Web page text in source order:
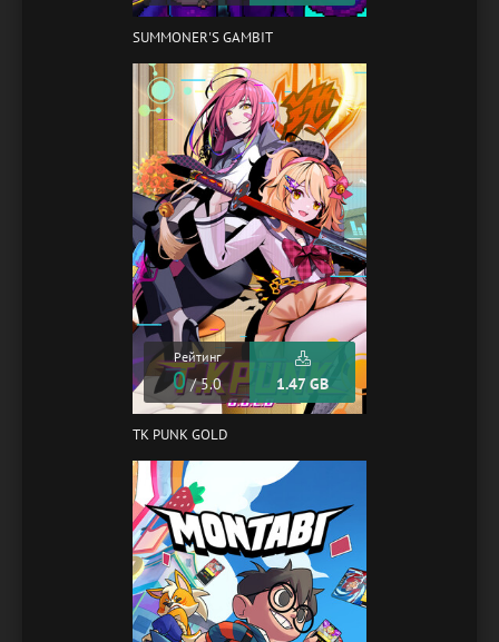
SUMMONER'S GAMBIT
Рейтинг
0/ 5.0 1.47 GB
TK PUNK GOLD